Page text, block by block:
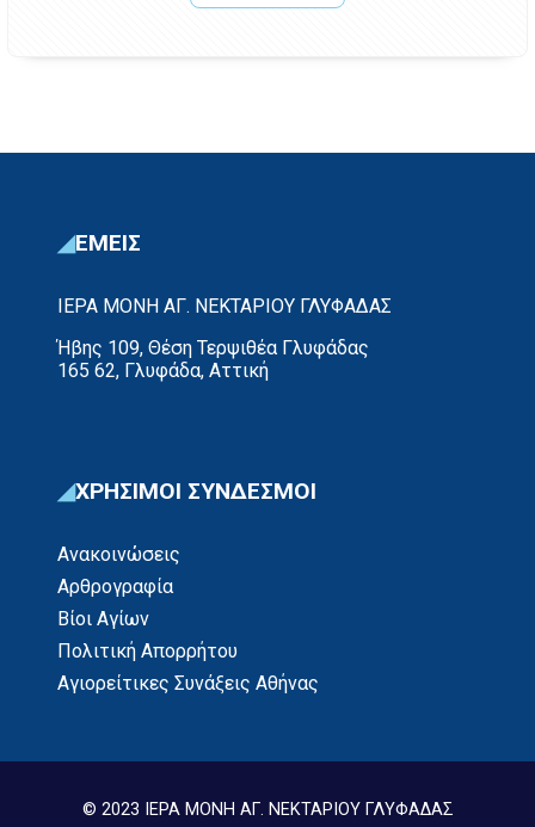
ΕΜΕΙΣ
ΙΕΡΑ ΜΟΝΗ ΑΓ. ΝΕΚΤΑΡΙΟΥ ΓΛΥΦΑΔΑΣ
Ήβης 109, Θέση Τερψιθέα Γλυφάδας
165 62, Γλυφάδα, Αττική
ΧΡΗΣΙΜΟΙ ΣΥΝΔΕΣΜΟΙ
Ανακοινώσεις
Αρθρογραφία
Βίοι Αγίων
Πολιτική Απορρήτου
Αγιορείτικες Συνάξεις Αθήνας
© 2023 ΙΕΡΑ ΜΟΝΗ ΑΓ. ΝΕΚΤΑΡΙΟΥ ΓΛΥΦΑΔΑΣ